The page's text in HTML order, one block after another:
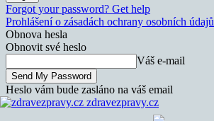
Forgot your password? Get help
Prohlášení o zásadách ochrany osobních údajů
Obnova hesla
Obnovit své heslo
Váš e-mail
Heslo vám bude zasláno na váš email
zdravezpravy.cz